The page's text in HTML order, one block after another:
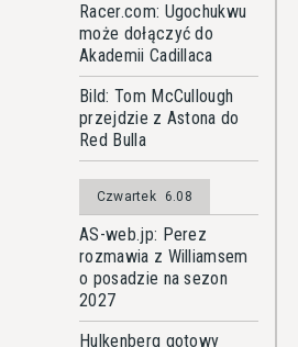
Racer.com: Ugochukwu
może dołączyć do
Akademii Cadillaca
Bild: Tom McCullough
przejdzie z Astona do
Red Bulla
Czwartek 6.08
AS-web.jp: Perez
rozmawia z Williamsem
o posadzie na sezon
2027
Hulkenberg gotowy